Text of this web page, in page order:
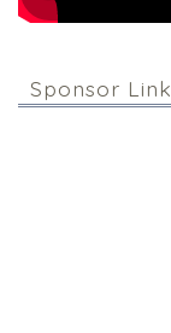
Sponsor Link